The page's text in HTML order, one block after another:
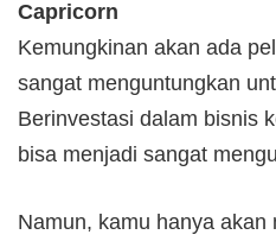
Capricorn
Kemungkinan akan ada
sangat menguntungkan
Berinvestasi dalam bisnis
bisa menjadi sangat
Namun, kamu hanya akan